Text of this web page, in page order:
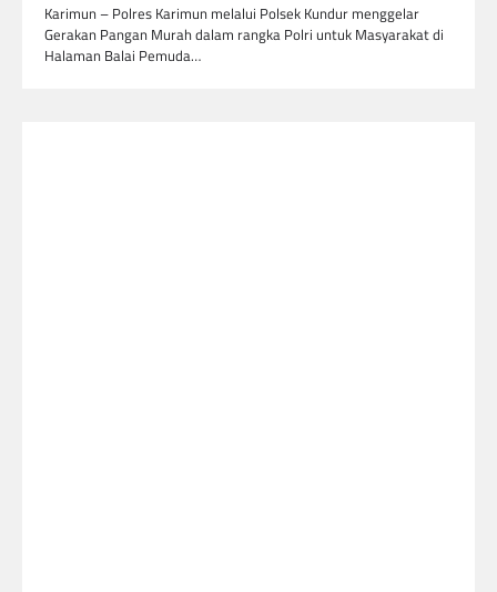
Karimun – Polres Karimun melalui Polsek Kundur menggelar
Gerakan Pangan Murah dalam rangka Polri untuk Masyarakat di
Halaman Balai Pemuda…